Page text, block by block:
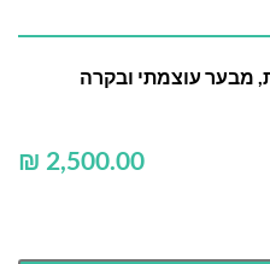
מבער עוצמתי ובקרה
₪